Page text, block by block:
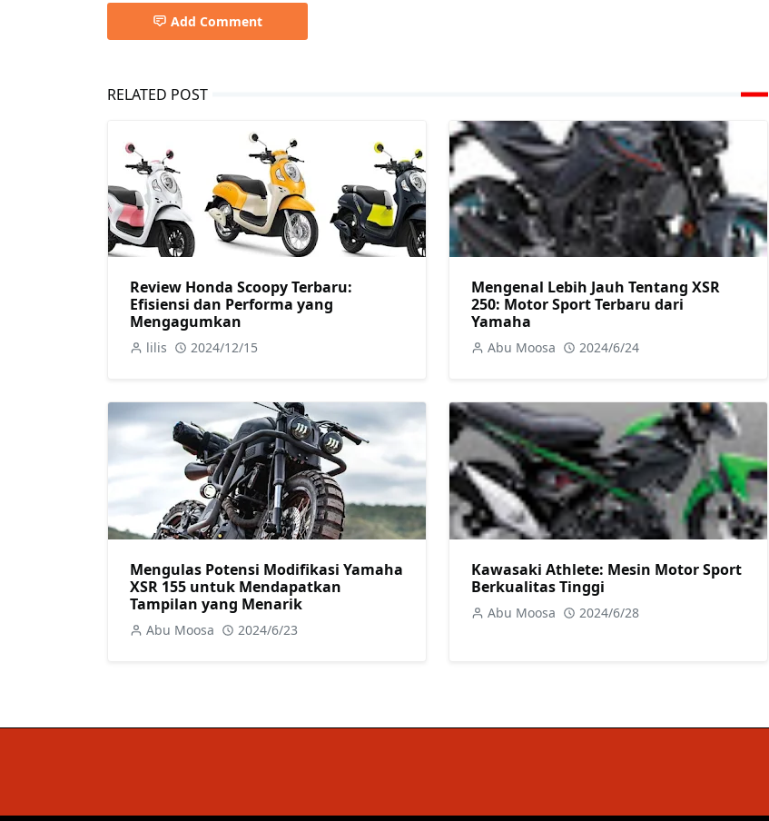
Add Comment
RELATED POST
Review Honda Scoopy Terbaru:
Efisiensi dan Performa yang
Mengagumkan
lilis 2024/12/15
Mengenal Lebih Jauh Tentang XSR
250: Motor Sport Terbaru dari
Yamaha
Abu Moosa 2024/6/24
Mengulas Potensi Modifikasi Yamaha
XSR 155 untuk Mendapatkan
Tampilan yang Menarik
Abu Moosa 2024/6/23
Kawasaki Athlete: Mesin Motor Sport
Berkualitas Tinggi
Abu Moosa 2024/6/28